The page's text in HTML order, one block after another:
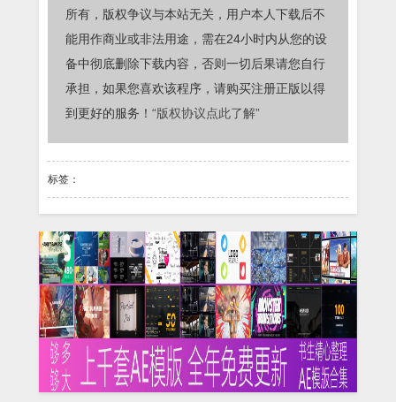
所有，版权争议与本站无关，用户本人下载后不
能用作商业或非法用途，需在24小时内从您的设
备中彻底删除下载内容，否则一切后果请您自行
承担，如果您喜欢该程序，请购买注册正版以得
到更好的服务！ “版权协议点此了解”
标签：